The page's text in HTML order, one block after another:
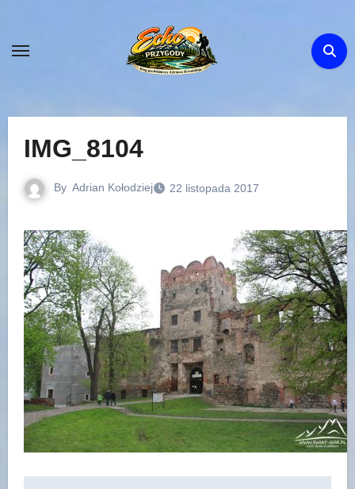
content
IMG_8104
By Adrian Kołodziej 22 listopada 2017